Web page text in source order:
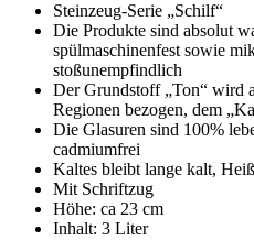
Steinzeug-Serie „Schilf“
Die Produkte sind absolut
spülmaschinenfest sowie
stoßunempfindlich
Der Grundstoff „Ton“ wird
Regionen bezogen, dem
Die Glasuren sind 100%
cadmiumfrei
Kaltes bleibt lange kalt,
Mit Schriftzug
Höhe: ca 23 cm
Inhalt: 3 Liter